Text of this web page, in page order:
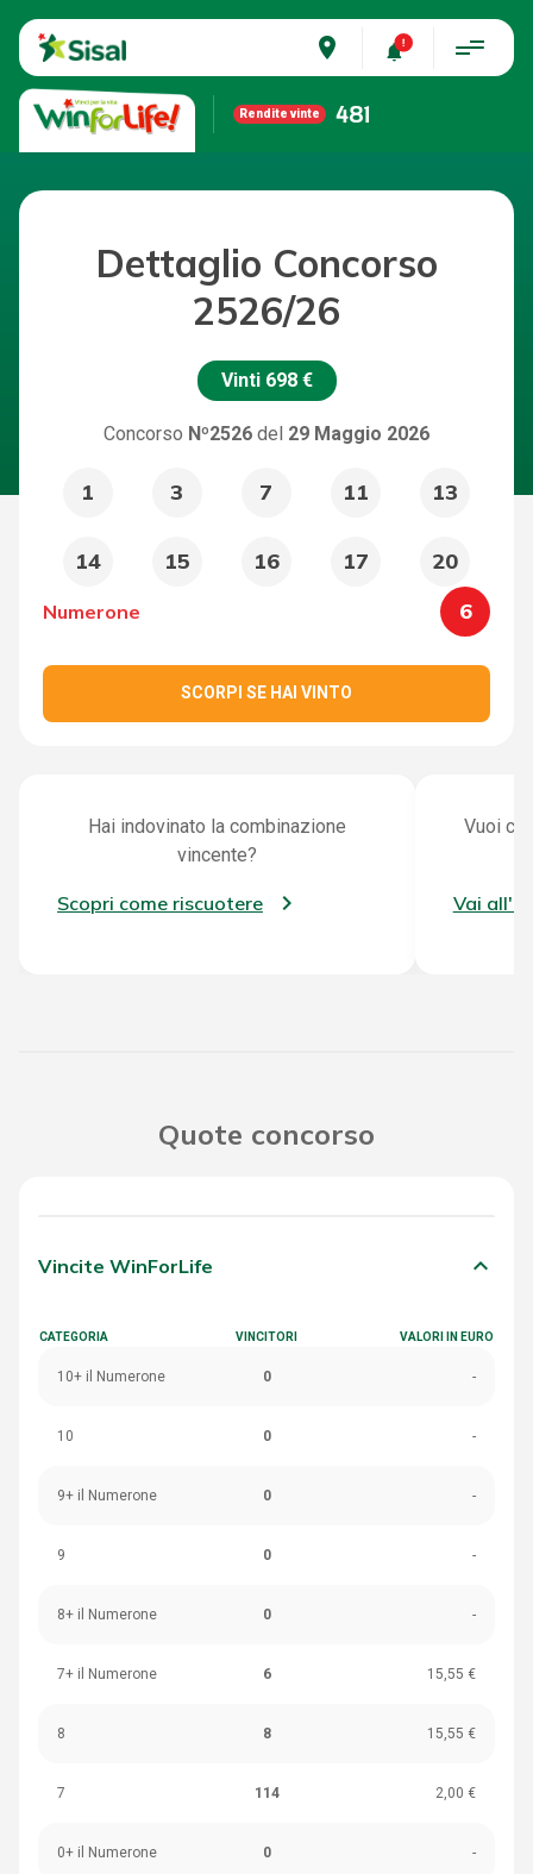
place
Rendite vinte 481
Dettaglio Concorso
2526/26
Vinti 698 €
Concorso Nº2526 del 29 Maggio 2026
1 3 7 11 13
14 15 16 17 20
Numerone 6
SCORPI SE HAI VINTO
Hai indovinato la combinazione
vincente?
Scopri come riscuotere
Vuoi
Vai
Quote concorso
Vincite WinForLife keyboard_arrow_down
CATEGORIA VINCITORI VALORI IN EURO
10+ il Numerone 0 -
10 0 -
9+ il Numerone 0 -
9 0 -
8+ il Numerone 0 -
7+ il Numerone 6 15,55 €
8 8 15,55 €
7 114 2,00 €
0+ il Numerone 0 -